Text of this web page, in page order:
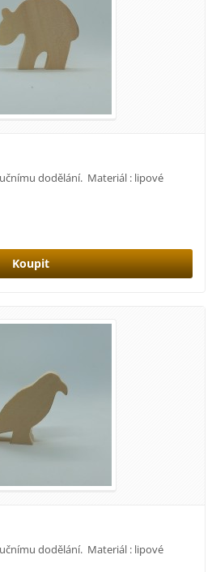
dodělání. Materiál : lipové
dodělání. Materiál : lipové